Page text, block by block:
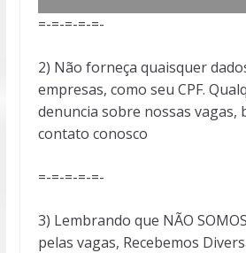
=-=-=-=-=-
2) Não forneça quaisquer
empresas, como seu CPF.
denuncia sobre nossas vagas,
contato conosco
=-=-=-=-=-
3) Lembrando que NÃO SOMOS
pelas vagas, Recebemos